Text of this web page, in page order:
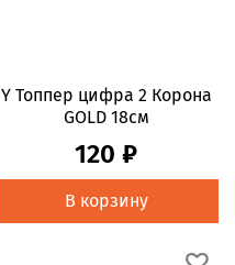
Y Топпер цифра 2 Корона
GOLD 18см
120 ₽
В корзину